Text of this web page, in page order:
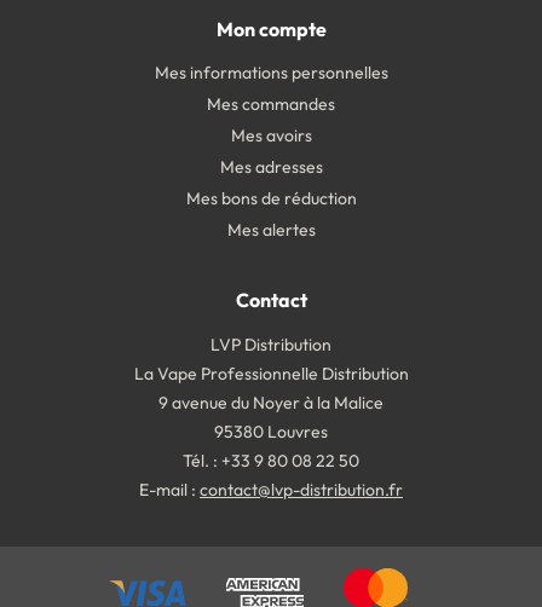
Mon compte
Mes informations personnelles
Mes commandes
Mes avoirs
Mes adresses
Mes bons de réduction
Mes alertes
Contact
LVP Distribution
La Vape Professionnelle Distribution
9 avenue du Noyer à la Malice
95380 Louvres
Tél. : +33 9 80 08 22 50
E-mail : contact@lvp-distribution.fr